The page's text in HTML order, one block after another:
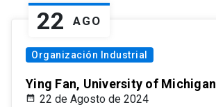
22 AGO
Organización Industrial
Ying Fan, University of Michigan
22 de Agosto de 2024